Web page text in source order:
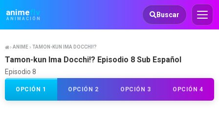
animeflv
ANIMACIÓN
Animeflv Buscar
ANIME TAMON-KUN IMA DOCCHI!?
Tamon-kun Ima Docchi!? Episodio 8 Sub Español
Episodio 8
OPCIÓN 1 OPCIÓN 2 OPCIÓN 3 OPCIÓN 4